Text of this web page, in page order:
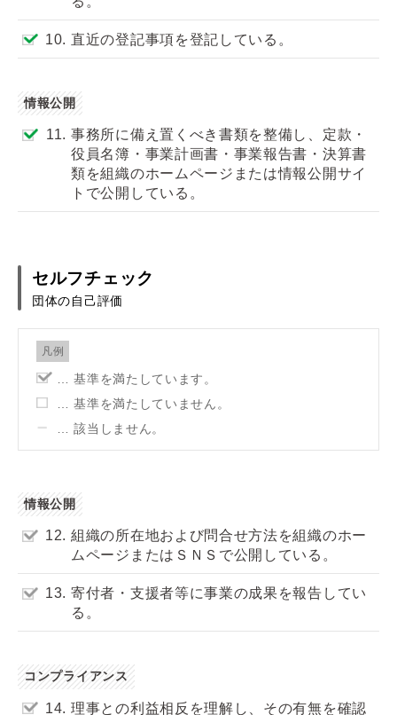
10. 直近の登記事項を登記している。
情報公開
11. 事務所に備え置くべき書類を整備し、定款・
役員名簿・事業計画書・事業報告書・決算書
類を組織のホームページまたは情報公開サイ
トで公開している。
セルフチェック
団体の自己評価
凡例
… 基準を満たしています。
… 基準を満たしていません。
… 該当しません。
情報公開
12. 組織の所在地および問合せ方法を組織のホー
ムページまたはＳＮＳで公開している。
13. 寄付者・支援者等に事業の成果を報告してい
る。
コンプライアンス
14. 理事との利益相反を理解し、その有無を確認